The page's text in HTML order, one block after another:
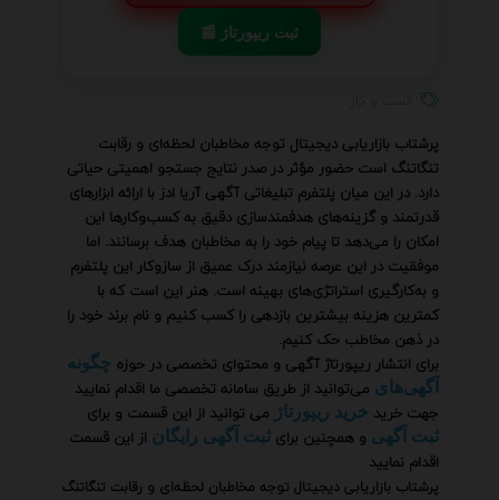
📰 ثبت ریپورتاژ
پرشتاب بازاریابی دیجیتال توجه مخاطبان لحظه‌ای و رقابت
تنگاتنگ است حضور مؤثر در صدر نتایج جستجو اهمیتی حیاتی
دارد. در این میان پلتفرم تبلیغاتی آگهی آریا ادز با ارائه ابزارهای
قدرتمند و گزینه‌های هدفمندسازی دقیق به کسب‌وکارها این
امکان را می‌دهد تا پیام خود را به مخاطبان هدف برسانند. اما
موفقیت در این عرصه نیازمند درک عمیق از سازوکار این پلتفرم
و به‌کارگیری استراتژی‌های بهینه است. هنر این است که با
کمترین هزینه بیشترین بازدهی را کسب کنیم و نام برند خود را
در ذهن مخاطب حک کنیم.
برای انتشار ریپورتاژ آگهی و محتوای تخصصی در حوزه چگونه
آگهی‌های می‌توانید از طریق سامانه تخصصی ما اقدام نمایید
جهت خرید خرید ریپورتاژ می توانید از این قسمت و برای
ثبت آگهی و همچنین برای ثبت آگهی رایگان از این قسمت
اقدام نمایید
پرشتاب بازاریابی دیجیتال توجه مخاطبان لحظه‌ای و رقابت تنگاتنگ